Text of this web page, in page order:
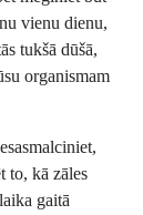
vienu dienu,
tukšā dūšā,
organismam
to, kā zāles
gaitā